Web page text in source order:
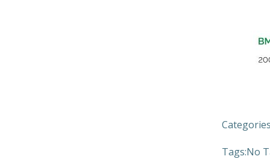
Tags:No